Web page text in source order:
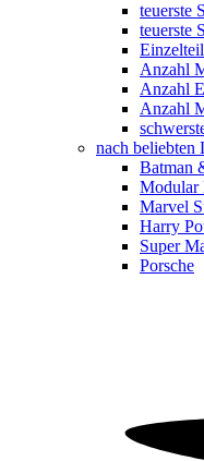
teuerste
teuerste
Anzahl
Anzahl
Anzahl
nach beliebten
Batman
Modular
Marvel
Harry
Super
Porsche